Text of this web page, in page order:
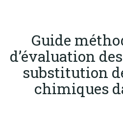
Publications
Actualités
Guide
d’évaluation
substitution
chimiques